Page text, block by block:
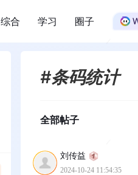
综合 学习 圈子
#条码统计
全部帖子
刘传益
2024-10-24 11:54:35